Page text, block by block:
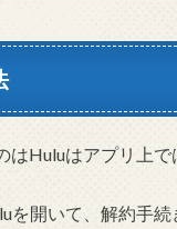
はHuluはアプリ上で
を開いて、解約手